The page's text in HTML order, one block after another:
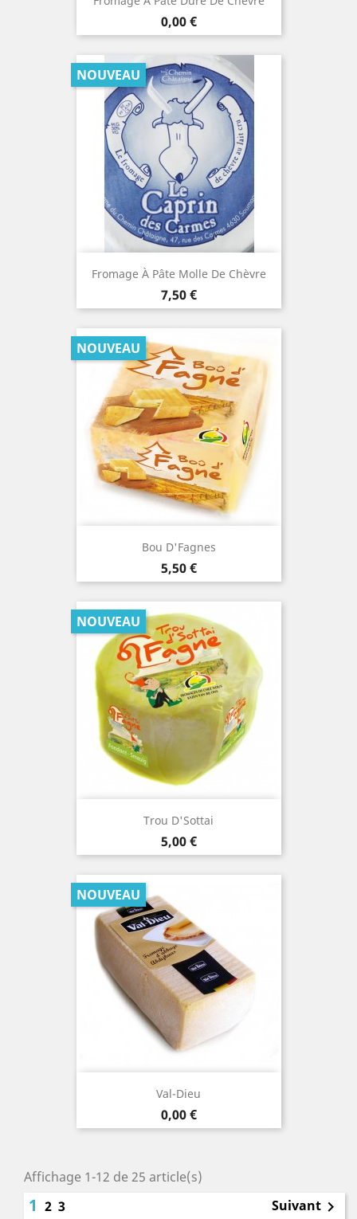
Prix
0,00 €
Fromage À Pâte Molle De Chèvre
Prix
7,50 €
NOUVEAU
Bou D'Fagnes
Prix
5,50 €
NOUVEAU
Trou D'Sottai
Prix
5,00 €
NOUVEAU
Val-Dieu
Prix
0,00 €
NOUVEAU
Affichage 1-12 de 25 article(s)
1 2 3 Suivant 